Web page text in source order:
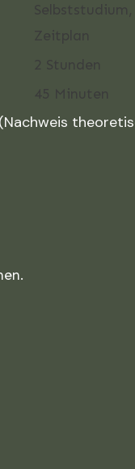
Zeitplan
2 Stunden
45 Minuten